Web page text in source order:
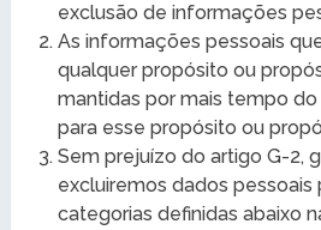
exclusão de informações
As informações pessoais
qualquer propósito ou
mantidas por mais tempo
para esse propósito ou
Sem prejuízo do artigo G-2,
excluiremos dados
categorias definidas abaixo